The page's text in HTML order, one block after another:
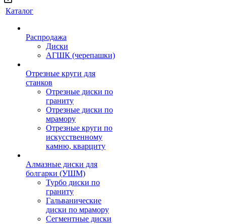
Каталог
Распродажа
Диски
АГШК (черепашки)
Отрезные круги для
станков
Отрезные диски по
граниту
Отрезные диски по
мрамору
Отрезные круги по
искусственному
камню, кварциту
Алмазные диски для
болгарки (УШМ)
Турбо диски по
граниту
Гальванические
диски по мрамору
Сегментные диски